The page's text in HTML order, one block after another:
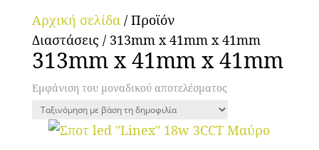
Αρχική σελίδα/ Προϊόν
Διαστάσεις / 313mm x 41mm x 41mm
313mm x 41mm x 41mm
Εμφάνιση του μοναδικού αποτελέσματος